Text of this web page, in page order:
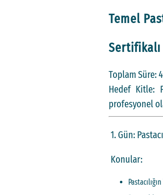
Temel
Sertifikalı
Toplam Süre:
Hedef Kitle:
profesyonel
1. Gün:
Konular: